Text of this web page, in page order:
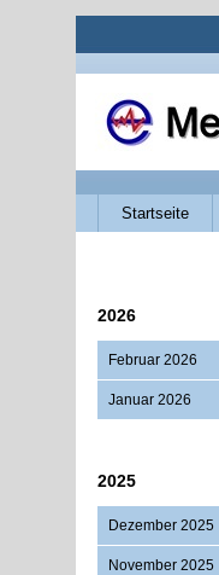
Navigation
überspringen
Startseite
2026
Februar 2026
Januar 2026
2025
Dezember 2025
November 2025